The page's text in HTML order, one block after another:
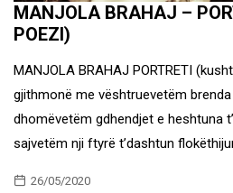
MANJOLA BRAHAJ –
POEZI)
MANJOLA BRAHAJ PORTRETI
gjithmonë me vështruevetëm brenda
dhomëvetëm gdhendjet e heshtuna
sajvetëm nji ftyrë t’dashtun
26/05/2020